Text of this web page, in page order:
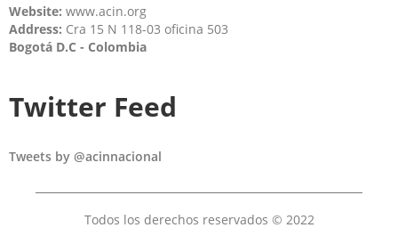
Website: www.acin.org
Address: Cra 15 N 118-03 oficina 503
Bogotá D.C - Colombia
Twitter Feed
Tweets by @acinnacional
Todos los derechos reservados © 2022